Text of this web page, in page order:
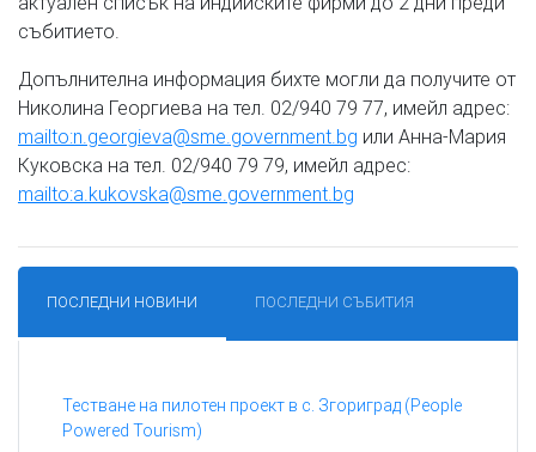
събитието.
Допълнителна информация бихте могли да получите от
Николина Георгиева на тел. 02/940 79 77, имейл адрес:
mailto:n.georgieva@sme.government.bg или Анна-Мария
Куковска на тел. 02/940 79 79, имейл адрес:
mailto:a.kukovska@sme.government.bg
ПОСЛЕДНИ НОВИНИ ПОСЛЕДНИ СЪБИТИЯ
Тестване на пилотен проект в с. Згориград (People
Powered Tourism)